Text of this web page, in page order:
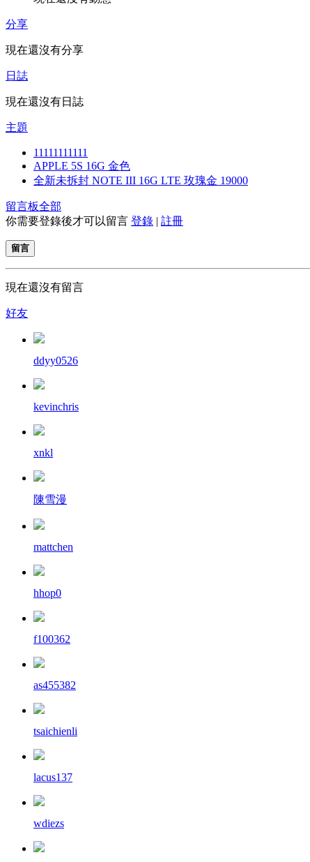
分享
現在還沒有分享
日誌
現在還沒有日誌
主題
11111111111
APPLE 5S 16G 金色
全新未拆封 NOTE III 16G LTE 玫瑰金 19000
留言板全部
你需要登錄後才可以留言 登錄 | 註冊
留言
現在還沒有留言
好友
ddyy0526
kevinchris
xnkl
陳雪漫
mattchen
hhop0
f100362
as455382
tsaichienli
lacus137
wdiezs